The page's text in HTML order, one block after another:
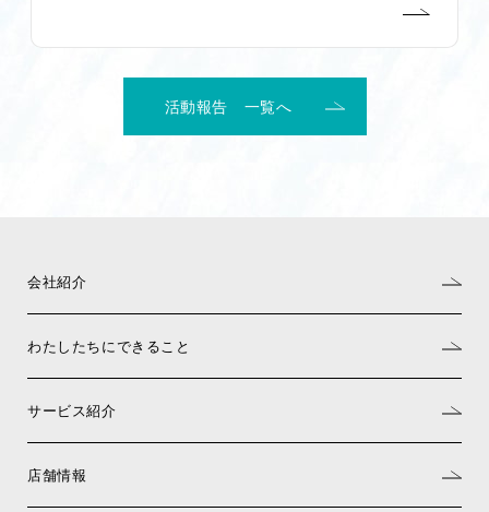
活動報告 一覧へ
会社紹介
わたしたちにできること
サービス紹介
店舗情報